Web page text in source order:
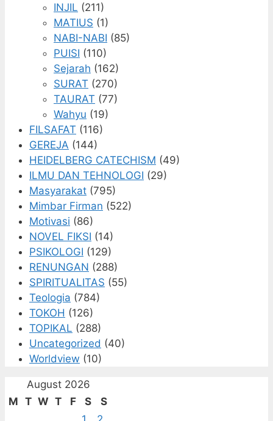
INJIL (211)
MATIUS (1)
NABI-NABI (85)
PUISI (110)
Sejarah (162)
SURAT (270)
TAURAT (77)
Wahyu (19)
FILSAFAT (116)
GEREJA (144)
HEIDELBERG CATECHISM (49)
ILMU DAN TEHNOLOGI (29)
Masyarakat (795)
Mimbar Firman (522)
Motivasi (86)
NOVEL FIKSI (14)
PSIKOLOGI (129)
RENUNGAN (288)
SPIRITUALITAS (55)
Teologia (784)
TOKOH (126)
TOPIKAL (288)
Uncategorized (40)
Worldview (10)
August 2026
M T W T F S
S